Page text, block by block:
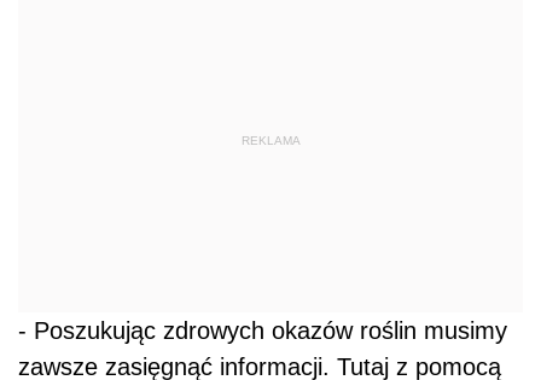
REKLAMA
- Poszukując zdrowych okazów roślin musimy
zawsze zasięgnąć informacji. Tutaj z pomocą